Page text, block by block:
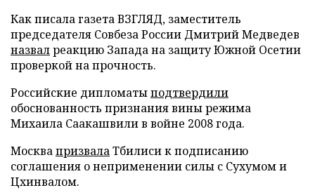
Как писала газета ВЗГЛЯД, заместитель
председателя Совбеза России Дмитрий Медведев
назвалреакцию Запада на защиту Южной Осетии
проверкой на прочность.
Российские дипломатыподтвердили
обоснованность признания вины режима
Михаила Саакашвили в войне 2008 года.
МосквапризвалаТбилиси к подписанию
соглашения о неприменении силы с Сухумом и
Цхинвалом.